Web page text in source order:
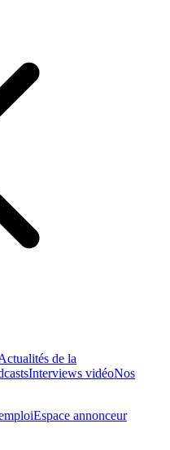
de la
Interviews vidéoNos
Espace annonceur